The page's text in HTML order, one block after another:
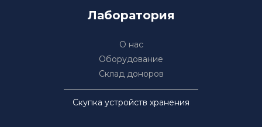
Лаборатория
О нас
Оборудование
Склад доноров
Скупка устройств хранения